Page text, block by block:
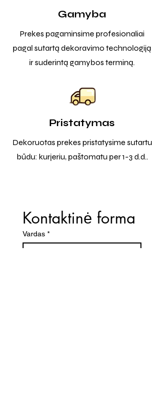
Gamyba
Prekes pagaminsime profesionaliai
pagal sutartą dekoravimo technologiją
ir suderintą gamybos terminą.
Pristatymas
Dekoruotas prekes pristatysime sutartu
būdu: kurjeriu, paštomatu per 1-3 d.d..
Kontaktinė forma
Vardas *